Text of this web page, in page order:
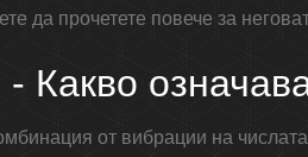
да прочетете повече за
Какво
от вибрации на